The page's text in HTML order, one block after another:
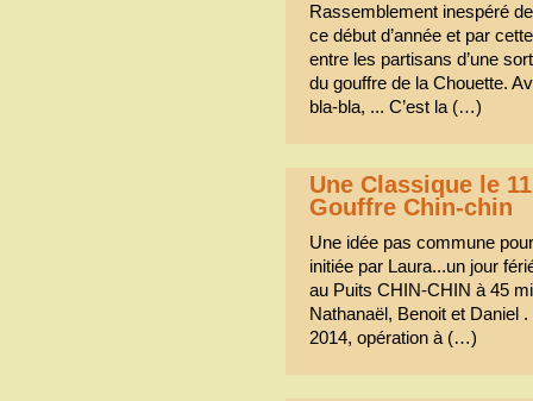
Rassemblement inespéré
ce début d’année et par
entre les partisans d’une
du gouffre de la Chouette.
bla-bla, ... C’est la (…)
Une Classique le
Gouffre Chin-chin
Une idée pas commune
initiée par Laura...un jour
au Puits CHIN-CHIN à 45
Nathanaël, Benoit et Daniel .
2014, opération à (…)